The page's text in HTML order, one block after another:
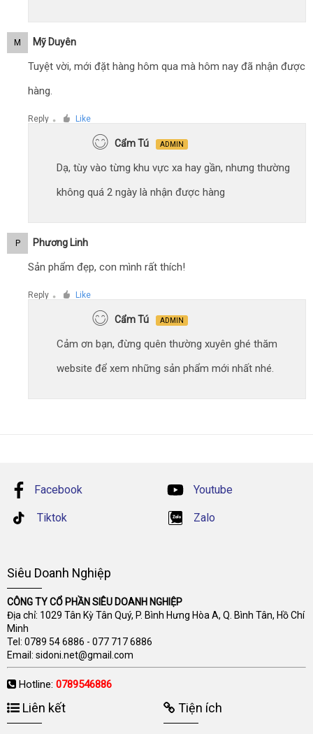
M Mỹ Duyên
Tuyệt vời, mới đặt hàng hôm qua mà hôm nay đã nhận được
hàng.
Reply ● Like
Cẩm Tú ADMIN
Dạ, tùy vào từng khu vực xa hay gần, nhưng thường
không quá 2 ngày là nhận được hàng
P Phương Linh
Sản phẩm đẹp, con mình rất thích!
Reply ● Like
Cẩm Tú ADMIN
Cảm ơn bạn, đừng quên thường xuyên ghé thăm
website để xem những sản phẩm mới nhất nhé.
Facebook Youtube
Tiktok Zalo
Siêu Doanh Nghiệp
CÔNG TY CỔ PHẦN SIÊU DOANH NGHIỆP
Địa chỉ: 1029 Tân Kỳ Tân Quý, P. Bình Hưng Hòa A, Q. Bình Tân, Hồ Chí
Minh
Tel: 0789 54 6886 - 077 717 6886
Email: sidoni.net@gmail.com
Hotline: 0789546886
Liên kết Tiện ích